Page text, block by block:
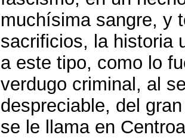
muchísima sangre, y
sacrificios, la historia
a este tipo, como lo
verdugo criminal, al
despreciable, del
se le llama en